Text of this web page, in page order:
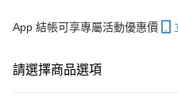
App 結帳可享專屬活動優惠價
請選擇商品選項